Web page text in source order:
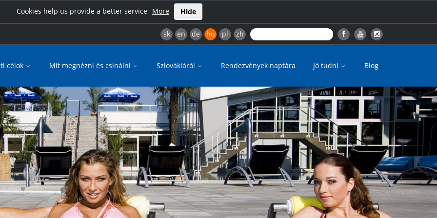
Cookies help us provide a better service More Hide
sk en de hu pl zh
célok Mit megnézni és csinálni Szlovákiáról Rendezvények naptára Jó tudni Blog